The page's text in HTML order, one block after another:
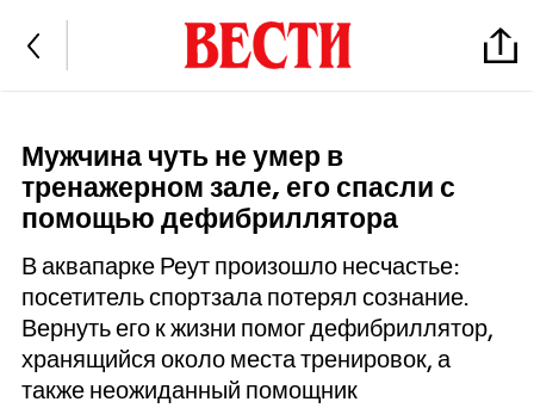
Мужчина чуть не умер в
тренажерном зале, его спасли с
помощью дефибриллятора
В аквапарке Реут произошло несчастье:
посетитель спортзала потерял сознание.
Вернуть его к жизни помог дефибриллятор,
хранящийся около места тренировок, а
также неожиданный помощник